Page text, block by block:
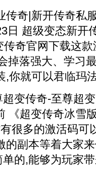
传奇|新开传奇私
日 超级变态新开
奇官网下载这
掉落强大、学习
,你就可以君临玛
变传奇-至尊超
《超变传奇冰雪
很多的激活码可
的副本等着大家
的,能够为玩家